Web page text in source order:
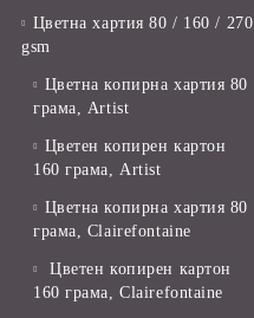
Цветна хартия 80 / 160 / 270
gsm
Цветна копирна хартия 80
грама, Artist
Цветен копирен картон
160 грама, Artist
Цветна копирна хартия 80
грама, Clairefontaine
Цветен копирен картон
160 грама, Clairefontaine